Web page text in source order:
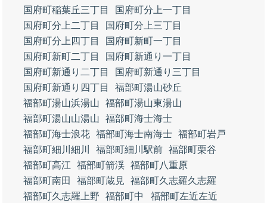
国府町稲葉丘三丁目
国府町分上一丁目
国府町分上二丁目
国府町分上三丁目
国府町分上四丁目
国府町新町一丁目
国府町新町二丁目
国府町新通り一丁目
国府町新通り二丁目
国府町新通り三丁目
国府町新通り四丁目
福部町湯山砂丘
福部町湯山浜湯山
福部町湯山東湯山
福部町湯山山湯山
福部町海士海士
福部町海士浪花 福部町海士南海士 福部町岩戸
福部町細川細川
福部町細川駅前 福部町栗谷
福部町高江
福部町箭渓 福部町八重原
福部町南田
福部町蔵見
福部町久志羅久志羅
福部町久志羅上野
福部町中
福部町左近左近